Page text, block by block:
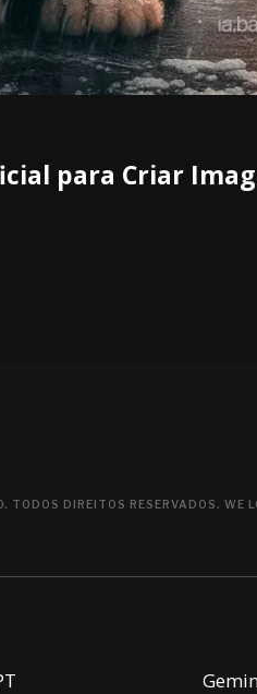
para Criar
DIREITOS RESERVADOS. WE